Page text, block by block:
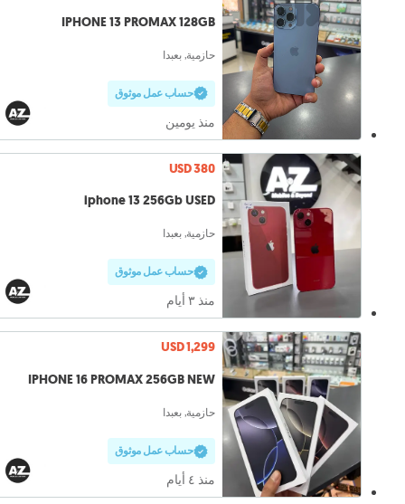
IPHONE 13 PROMAX 128GB
حازمية, بعبدا
حساب عمل موثوق
منذ يومين
USD 380
iphone 13 256Gb USED
حازمية, بعبدا
حساب عمل موثوق
منذ ٣ أيام
USD 1,299
IPHONE 16 PROMAX 256GB NEW
حازمية, بعبدا
حساب عمل موثوق
منذ ٤ أيام